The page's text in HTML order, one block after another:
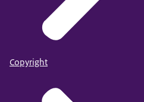
Copyright